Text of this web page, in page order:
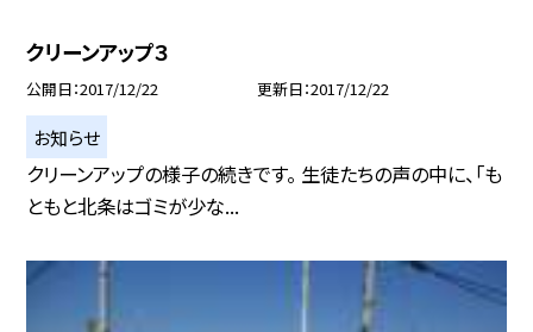
クリーンアップ３
公開日 2017/12/22 更新日 2017/12/22
お知らせ
クリーンアップの様子の続きです。 生徒たちの声の中に、「も
ともと北条はゴミが少な...